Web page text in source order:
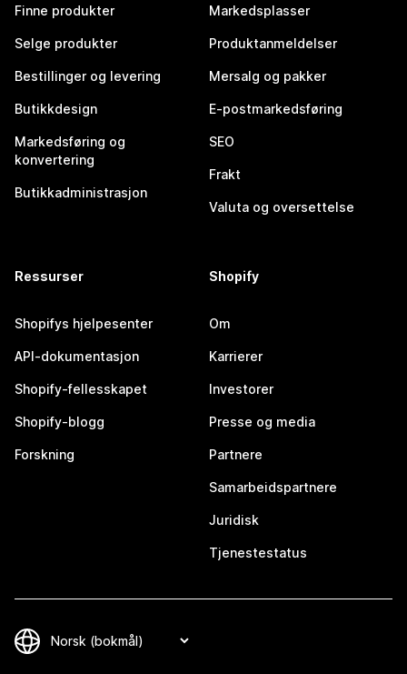
Finne produkter
Selge produkter
Bestillinger og levering
Butikkdesign
Markedsføring og
konvertering
Butikkadministrasjon
Markedsplasser
Produktanmeldelser
Mersalg og pakker
E-postmarkedsføring
SEO
Frakt
Valuta og oversettelse
Ressurser
Shopifys hjelpesenter
API-dokumentasjon
Shopify-fellesskapet
Shopify-blogg
Forskning
Shopify
Om
Karrierer
Investorer
Presse og media
Partnere
Samarbeidspartnere
Juridisk
Tjenestestatus